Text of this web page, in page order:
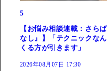
5
【お悩み相談連載：さら
なし』】「テクニックな
くる方が引きます」
2026年08月07日 17:30